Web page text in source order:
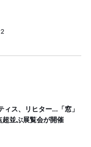
ィス、リヒター...「窓」
並ぶ展覧会が開催